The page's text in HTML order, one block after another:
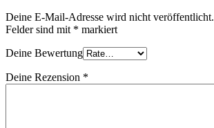
Deine E-Mail-Adresse wird nicht veröffentlicht.
Felder sind mit * markiert
Deine Bewertung
Deine Rezension *